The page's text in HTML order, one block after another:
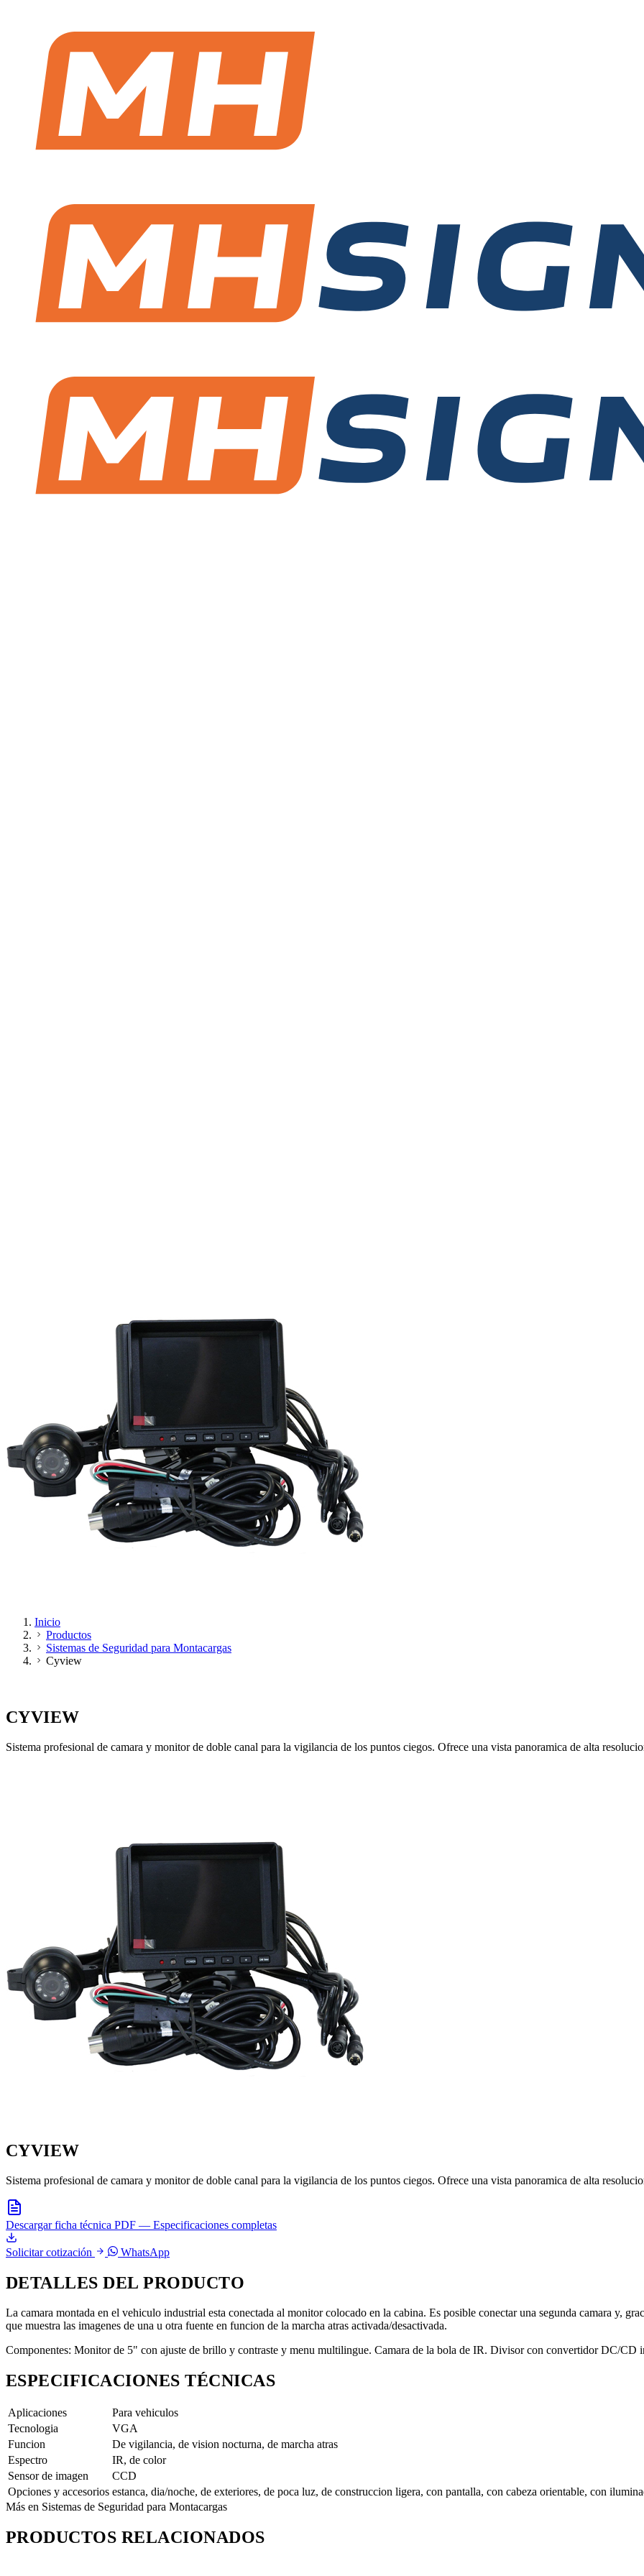
Inicio
Productos
Sistemas de Seguridad para Montacargas
Cyview
CYVIEW
Sistema profesional de camara y monitor de doble canal para la vigilancia de los puntos ciegos. Ofrece una vista panoramica de alta
CYVIEW
Sistema profesional de camara y monitor de doble canal para la vigilancia de los puntos ciegos. Ofrece una vista panoramica de alta
Descargar ficha técnica PDF — Especificaciones completas
Solicitar cotización WhatsApp
DETALLES DEL PRODUCTO
La camara montada en el vehiculo industrial esta conectada al monitor colocado en la cabina. Es posible conectar una segunda camara y,
que muestra las imagenes de una u otra fuente en funcion de la marcha atras activada/desactivada.
Componentes: Monitor de 5" con ajuste de brillo y contraste y menu multilingue. Camara de la bola de IR. Divisor con convertidor DC/
ESPECIFICACIONES TÉCNICAS
Aplicaciones
Para vehiculos
Tecnologia
VGA
Funcion
De vigilancia, de vision nocturna, de marcha atras
Espectro
IR, de color
Sensor de imagen
CCD
Opciones y accesorios estanca, dia/noche, de exteriores, de poca luz, de construccion ligera, con pantalla, con cabeza orientable, con
Más en Sistemas de Seguridad para Montacargas
PRODUCTOS RELACIONADOS